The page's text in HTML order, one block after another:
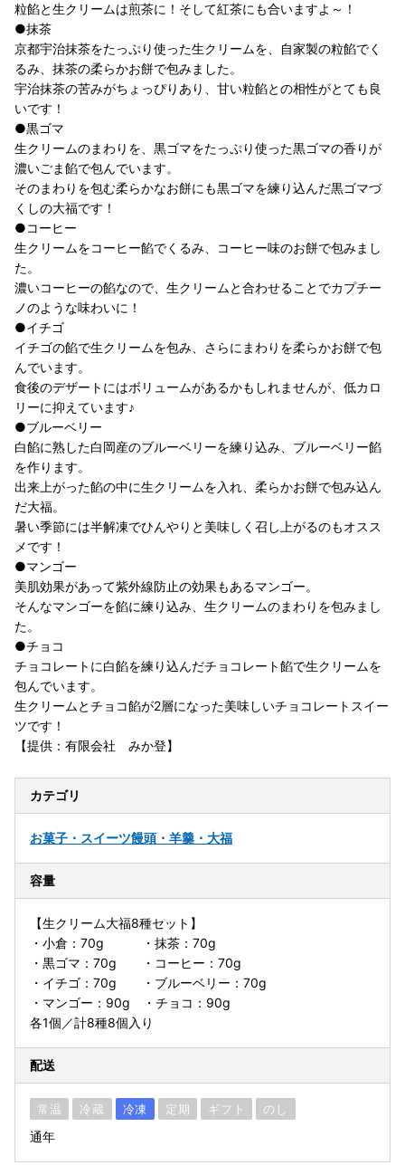
粒餡と生クリームは煎茶に！そして紅茶にも合いますよ～！
●抹茶
京都宇治抹茶をたっぷり使った生クリームを、自家製の粒餡でく
るみ、抹茶の柔らかお餅で包みました。
宇治抹茶の苦みがちょっぴりあり、甘い粒餡との相性がとても良
いです！
●黒ゴマ
生クリームのまわりを、黒ゴマをたっぷり使った黒ゴマの香りが
濃いごま餡で包んでいます。
そのまわりを包む柔らかなお餅にも黒ゴマを練り込んだ黒ゴマづ
くしの大福です！
●コーヒー
生クリームをコーヒー餡でくるみ、コーヒー味のお餅で包みまし
た。
濃いコーヒーの餡なので、生クリームと合わせることでカプチー
ノのような味わいに！
●イチゴ
イチゴの餡で生クリームを包み、さらにまわりを柔らかお餅で包
んでいます。
食後のデザートにはボリュームがあるかもしれませんが、低カロ
リーに抑えています♪
●ブルーベリー
白餡に熟した白岡産のブルーベリーを練り込み、ブルーベリー餡
を作ります。
出来上がった餡の中に生クリームを入れ、柔らかお餅で包み込ん
だ大福。
暑い季節には半解凍でひんやりと美味しく召し上がるのもオスス
メです！
●マンゴー
美肌効果があって紫外線防止の効果もあるマンゴー。
そんなマンゴーを餡に練り込み、生クリームのまわりを包みまし
た。
●チョコ
チョコレートに白餡を練り込んだチョコレート餡で生クリームを
包んでいます。
生クリームとチョコ餡が2層になった美味しいチョコレートスイー
ツです！
【提供：有限会社 みか登】
カテゴリ
お菓子・スイーツ饅頭・羊羹・大福
容量
【生クリーム大福8種セット】
・小倉：70g ・抹茶：70g
・黒ゴマ：70g ・コーヒー：70g
・イチゴ：70g ・ブルーベリー：70g
・マンゴー：90g ・チョコ：90g
各1個／計8種8個入り
配送
常温 冷蔵 冷凍 定期 ギフト のし
通年